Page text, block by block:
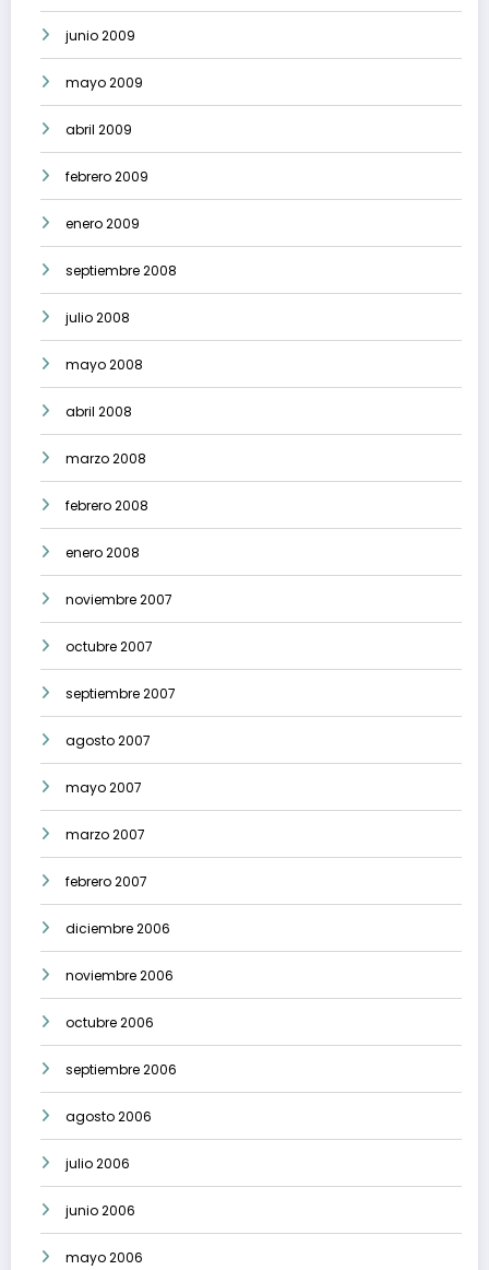
junio 2009
mayo 2009
abril 2009
febrero 2009
enero 2009
septiembre 2008
julio 2008
mayo 2008
abril 2008
marzo 2008
febrero 2008
enero 2008
noviembre 2007
octubre 2007
septiembre 2007
agosto 2007
mayo 2007
marzo 2007
febrero 2007
diciembre 2006
noviembre 2006
octubre 2006
septiembre 2006
agosto 2006
julio 2006
junio 2006
mayo 2006